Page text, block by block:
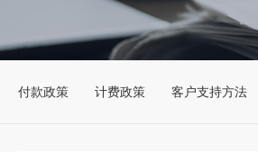
付款政策 计费政策 客户支持方法